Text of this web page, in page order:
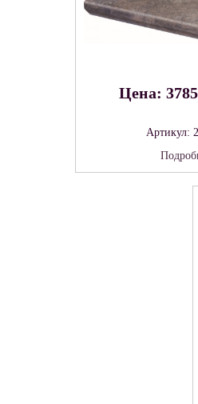
Цена:
Артикул: